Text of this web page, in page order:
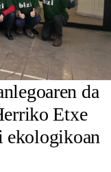
da
Etxe
ekologikoan